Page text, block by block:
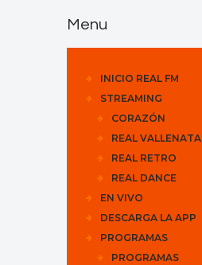
Menu
INICIO REAL FM
STREAMING
CORAZÓN
REAL VALLENATA
REAL RETRO
REAL DANCE
EN VIVO
DESCARGA LA APP
PROGRAMAS
PROGRAMAS